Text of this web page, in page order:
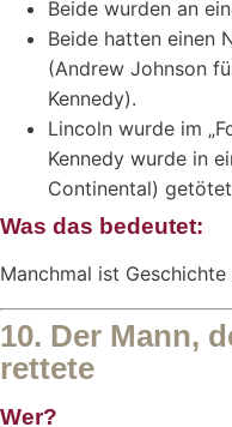
Beide wurden an
Beide hatten einen
(Andrew Johnson
Kennedy).
Lincoln wurde im
Kennedy wurde in
Continental)
Was das bedeutet:
Manchmal ist
10. Der Mann,
rettete
Wer?